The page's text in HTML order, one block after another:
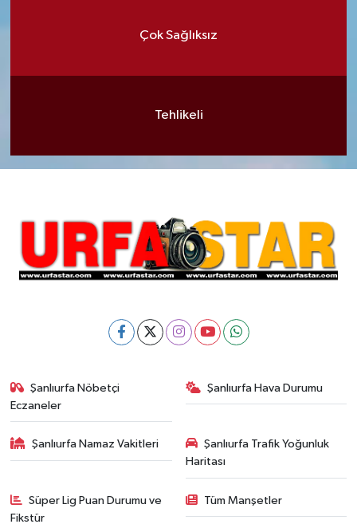
Çok Sağlıksız
Tehlikeli
Şanlıurfa Nöbetçi
Eczaneler
Şanlıurfa Hava Durumu
Şanlıurfa Namaz Vakitleri
Şanlıurfa Trafik Yoğunluk
Haritası
Süper Lig Puan Durumu ve
Fikstür
Tüm Manşetler